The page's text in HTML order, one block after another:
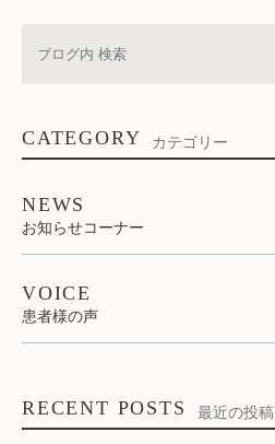
CATEGORY カテゴリー
NEWS
お知らせコーナー
VOICE
患者様の声
RECENT POSTS 最近の投稿